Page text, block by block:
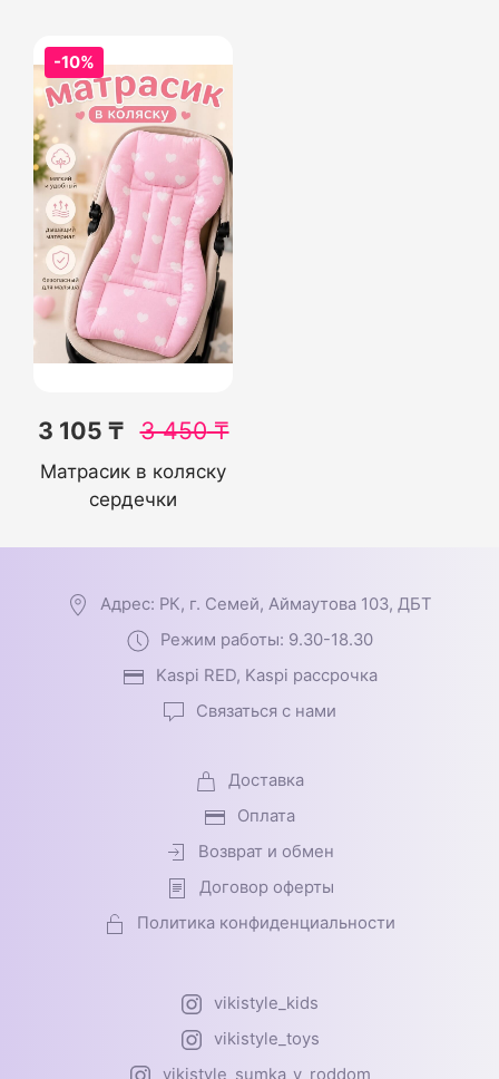
-10%
3 105 ₸ 3 450₸
Матрасик в коляску
сердечки
Адрес: РК, г. Семей, Аймаутова 103, ДБТ
Режим работы: 9.30-18.30
Kaspi RED, Kaspi рассрочка
Связаться с нами
Доставка
Оплата
Возврат и обмен
Договор оферты
Политика конфиденциальности
vikistyle_kids
vikistyle_toys
vikistyle_sumka_v_roddom